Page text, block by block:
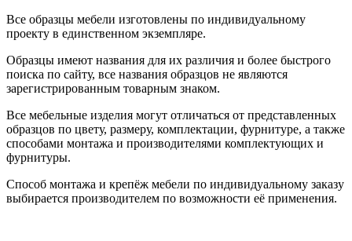
Все образцы мебели изготовлены по индивидуальному
проекту в единственном экземпляре.
Образцы имеют названия для их различия и более быстрого
поиска по сайту, все названия образцов не являются
зарегистрированным товарным знаком.
Все мебельные изделия могут отличаться от представленных
образцов по цвету, размеру, комплектации, фурнитуре, а также
способами монтажа и производителями комплектующих и
фурнитуры.
Способ монтажа и крепёж мебели по индивидуальному заказу
выбирается производителем по возможности её применения.